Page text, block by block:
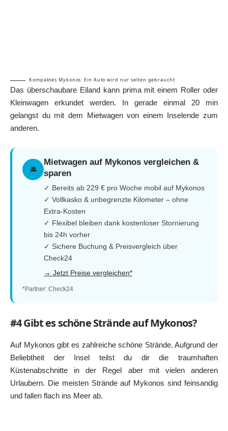
Kompaktes Mykonos: Ein Auto wird nur selten gebraucht
Das überschaubare Eiland kann prima mit einem Roller oder
Kleinwagen erkundet werden. In gerade einmal 20 min
gelangst du mit dem Mietwagen von einem Inselende zum
anderen.
🚘
Mietwagen auf Mykonos vergleichen &
sparen
✓ Bereits ab 229 € pro Woche mobil auf Mykonos
✓ Vollkasko & unbegrenzte Kilometer – ohne
Extra-Kosten
✓ Flexibel bleiben dank kostenloser Stornierung
bis 24h vorher
✓ Sichere Buchung & Preisvergleich über
Check24
→ Jetzt Preise vergleichen*
*Partner: Check24
#4 Gibt es schöne Strände auf Mykonos?
Auf Mykonos gibt es zahlreiche schöne Strände. Aufgrund der
Beliebtheit der Insel teilst du dir die traumhaften
Küstenabschnitte in der Regel aber mit vielen anderen
Urlaubern. Die meisten Strände auf Mykonos sind feinsandig
und fallen flach ins Meer ab.